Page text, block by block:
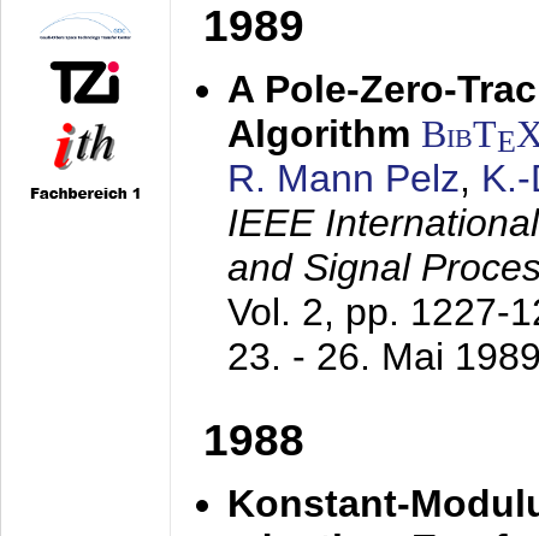
1989
A Pole-Zero-
Algorithm BibTE
R. Mann Pelz,
IEEE
and Signal
Vol. 2, pp. 1227-
23. - 26. Mai
1988
Konstant-